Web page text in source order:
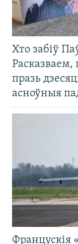
Хто забіў
Расказваем,
празь
асноўныя
Францускія